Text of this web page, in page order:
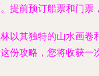
提前预订船票和门票
以其独特的山水画卷
份攻略，您将收获一